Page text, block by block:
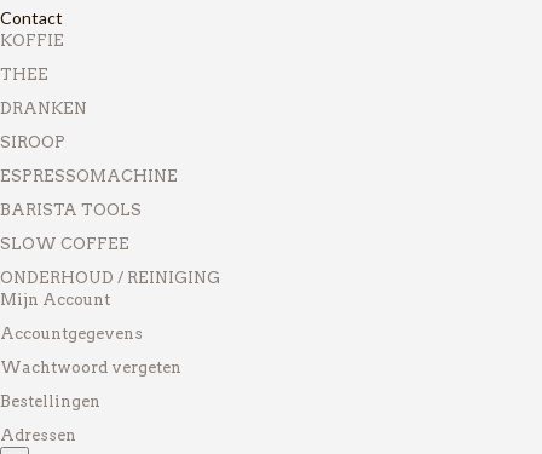
Contact
KOFFIE
THEE
DRANKEN
SIROOP
ESPRESSOMACHINE
BARISTA TOOLS
SLOW COFFEE
ONDERHOUD / REINIGING
Mijn Account
Accountgegevens
Wachtwoord vergeten
Bestellingen
Adressen